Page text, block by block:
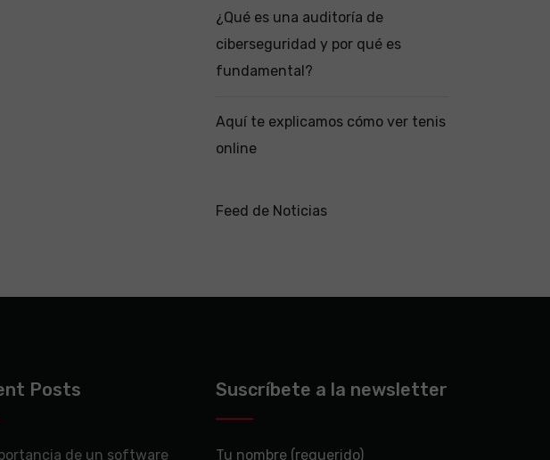
¿Qué es una auditoría de
ciberseguridad y por qué es
fundamental?
Aquí te explicamos cómo ver tenis
online
Feed de Noticias
Posts
de un software
Suscríbete a la newsletter
Tu nombre (requerido)